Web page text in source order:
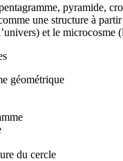
pyramide,
une structure à
et le microcosme
géométrique
du cercle